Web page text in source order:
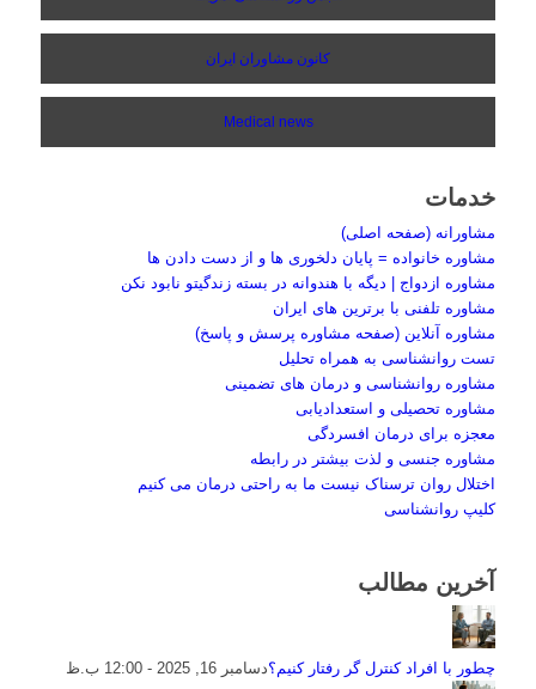
کانون مشاوران ایران
Medical news
خدمات
مشاورانه (صفحه اصلی)
مشاوره خانواده = پایان دلخوری ها و از دست دادن ها
مشاوره ازدواج | دیگه با هندوانه در بسته زندگیتو نابود نکن
مشاوره تلفنی با برترین های ایران
مشاوره آنلاین (صفحه مشاوره پرسش و پاسخ)
تست روانشناسی به همراه تحلیل
مشاوره روانشناسی و درمان های تضمینی
مشاوره تحصیلی و استعدادیابی
معجزه برای درمان افسردگی
مشاوره جنسی و لذت بیشتر در رابطه
اختلال روان ترسناک نیست ما به راحتی درمان می کنیم
کلیپ روانشناسی
آخرین مطالب
چطور با افراد کنترل گر رفتار کنیم؟دسامبر 16, 2025 - 12:00 ب.ظ